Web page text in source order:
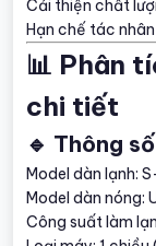
Cải thiện chất
Hạn chế tác
📊 Phân
chi tiết
🔹 Thông
Model dàn lạnh:
Model dàn nóng:
Công suất làm